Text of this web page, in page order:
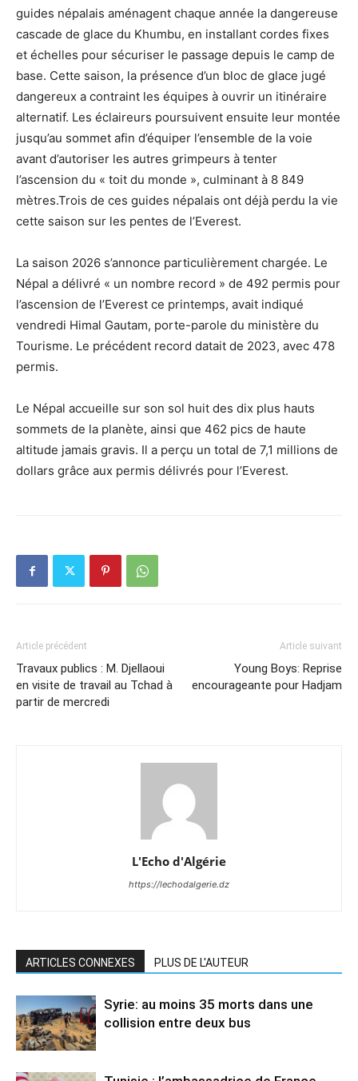
guides népalais aménagent chaque année la dangereuse
cascade de glace du Khumbu, en installant cordes fixes
et échelles pour sécuriser le passage depuis le camp de
base. Cette saison, la présence d’un bloc de glace jugé
dangereux a contraint les équipes à ouvrir un itinéraire
alternatif. Les éclaireurs poursuivent ensuite leur montée
jusqu’au sommet afin d’équiper l’ensemble de la voie
avant d’autoriser les autres grimpeurs à tenter
l’ascension du « toit du monde », culminant à 8 849
mètres.Trois de ces guides népalais ont déjà perdu la vie
cette saison sur les pentes de l’Everest.
La saison 2026 s’annonce particulièrement chargée. Le
Népal a délivré « un nombre record » de 492 permis pour
l’ascension de l’Everest ce printemps, avait indiqué
vendredi Himal Gautam, porte-parole du ministère du
Tourisme. Le précédent record datait de 2023, avec 478
permis.
Le Népal accueille sur son sol huit des dix plus hauts
sommets de la planète, ainsi que 462 pics de haute
altitude jamais gravis. Il a perçu un total de 7,1 millions de
dollars grâce aux permis délivrés pour l’Everest.
Article précédent
Travaux publics : M. Djellaoui
en visite de travail au Tchad à
partir de mercredi
Article suivant
Young Boys: Reprise
encourageante pour Hadjam
L'Echo d'Algérie
https://lechodalgerie.dz
ARTICLES CONNEXES PLUS DE L'AUTEUR
Syrie: au moins 35 morts dans une
collision entre deux bus